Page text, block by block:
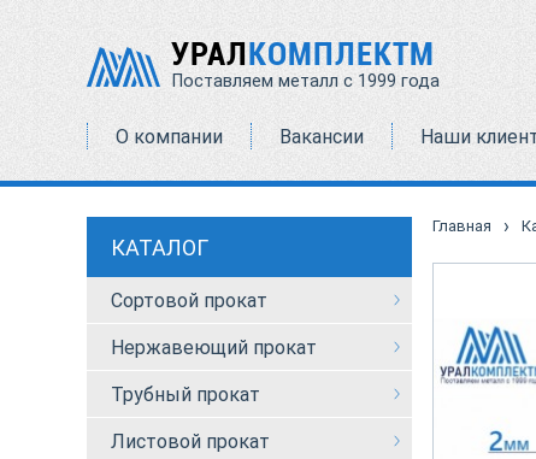
УРАЛКОМПЛЕКТМ
Поставляем металл с 1999 года
О компании Вакансии Наши
КАТАЛОГ
Сортовой прокат
Нержавеющий прокат
Трубный прокат
Листовой прокат
Главная ›